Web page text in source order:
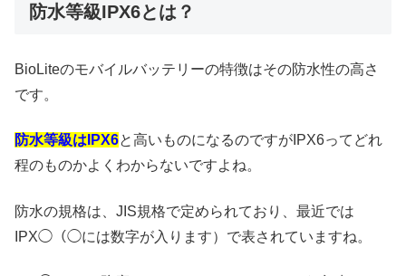
防水等級IPX6とは？
BioLiteのモバイルバッテリーの特徴はその防水性の高さ
です。
防水等級は IPX6と高いものになるのですがIPX6ってどれ
程のものかよくわからないですよね。
防水の規格は、JIS規格で定められており、最近では
IPX◯（◯には数字が入ります）で表されていますね。